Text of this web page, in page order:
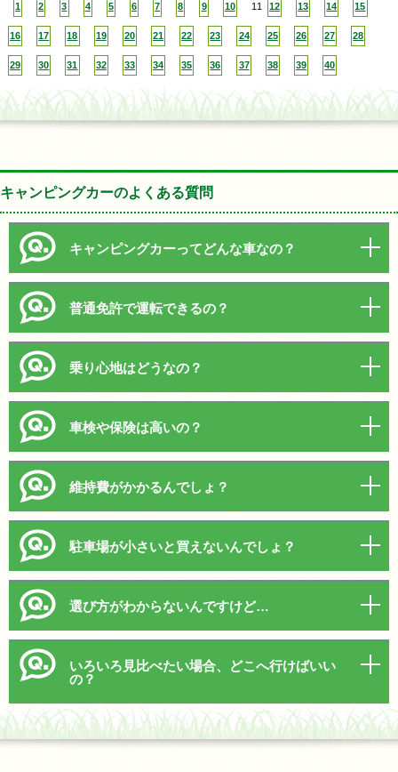
1 2 3 4 5 6 7 8 9 10 11 12 13 14 15
16 17 18 19 20 21 22 23 24 25 26 27 28
29 30 31 32 33 34 35 36 37 38 39 40
キャンピングカーのよくある質問
キャンピングカーってどんな車なの？
普通免許で運転できるの？
乗り心地はどうなの？
車検や保険は高いの？
維持費がかかるんでしょ？
駐車場が小さいと買えないんでしょ？
選び方がわからないんですけど…
いろいろ見比べたい場合、どこへ行けばいい
の？